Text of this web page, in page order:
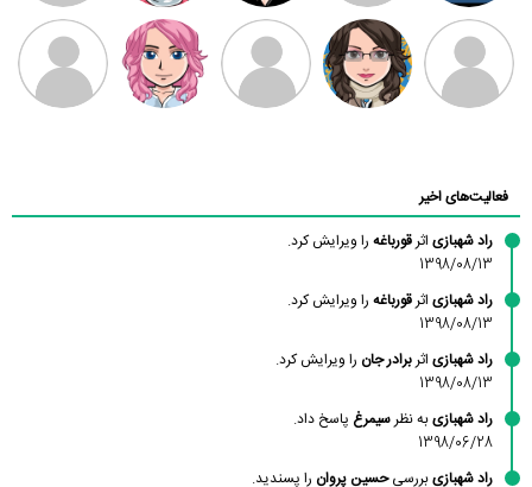
سامان راحمی امیردلتا امیروو ملیکا منتظری عارفه داستانپور
فعالیت‌های اخیر
راد شهبازی اثرقورباغه را ویرایش کرد.
1398/08/13
راد شهبازی اثرقورباغه را ویرایش کرد.
1398/08/13
راد شهبازی اثربرادر جان را ویرایش کرد.
1398/08/13
راد شهبازیبه نظرسیمرغ پاسخ داد.
1398/06/28
راد شهبازیبررسیحسین پروان را پسندید.